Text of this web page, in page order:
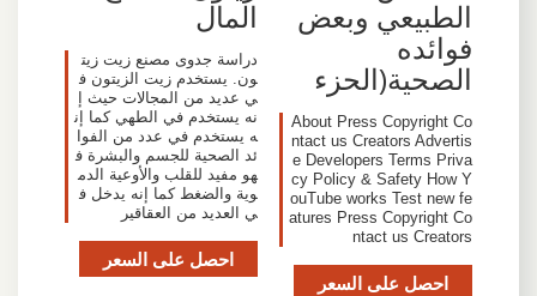
الطبيعي وبعض
فوائده
الصحية(الحزء
About Press Copyright Co
ntact us Creators Advertis
e Developers Terms Priva
cy Policy & Safety How Y
ouTube works Test new fe
atures Press Copyright Co
ntact us Creators
احصل على السعر
المال
دراسة جدوى مصنع زيت زيت
ون. يستخدم زيت الزيتون ف
ي عديد من المجالات حيث إ
نه يستخدم في الطهي كما إن
ه يستخدم في عدد من الفوا
ئد الصحية للجسم والبشرة ف
هو مفيد للقلب والأوعية الدم
وية والضغط كما إنه يدخل ف
ي العديد من العقاقير
احصل على السعر